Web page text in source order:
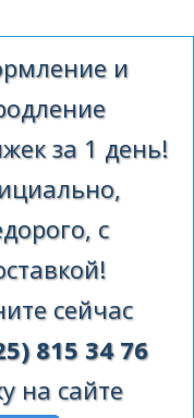
и
за 1 день!
с
сейчас
815 34 76
на сайте